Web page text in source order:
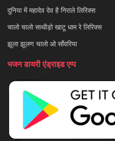
दुनिया में महादेव देव है निराले लिरिक्स
चालो चालो साथीड़ो खाटू धाम रे लिरिक्स
झूला झूलण चालो ओ साँवरिया
भजन डायरी एंड्राइड एप्प